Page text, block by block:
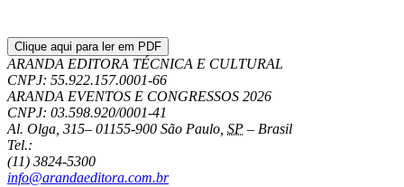
Clique aqui para ler em PDF
ARANDA EDITORA TÉCNICA E CULTURAL
CNPJ: 55.922.157.0001-66
ARANDA EVENTOS E CONGRESSOS 2026
CNPJ: 03.598.920/0001-41
Al. Olga, 315– 01155-900 São Paulo SP – Brasil
Tel.:
(11) 3824-5300
info@arandaeditora.com.br